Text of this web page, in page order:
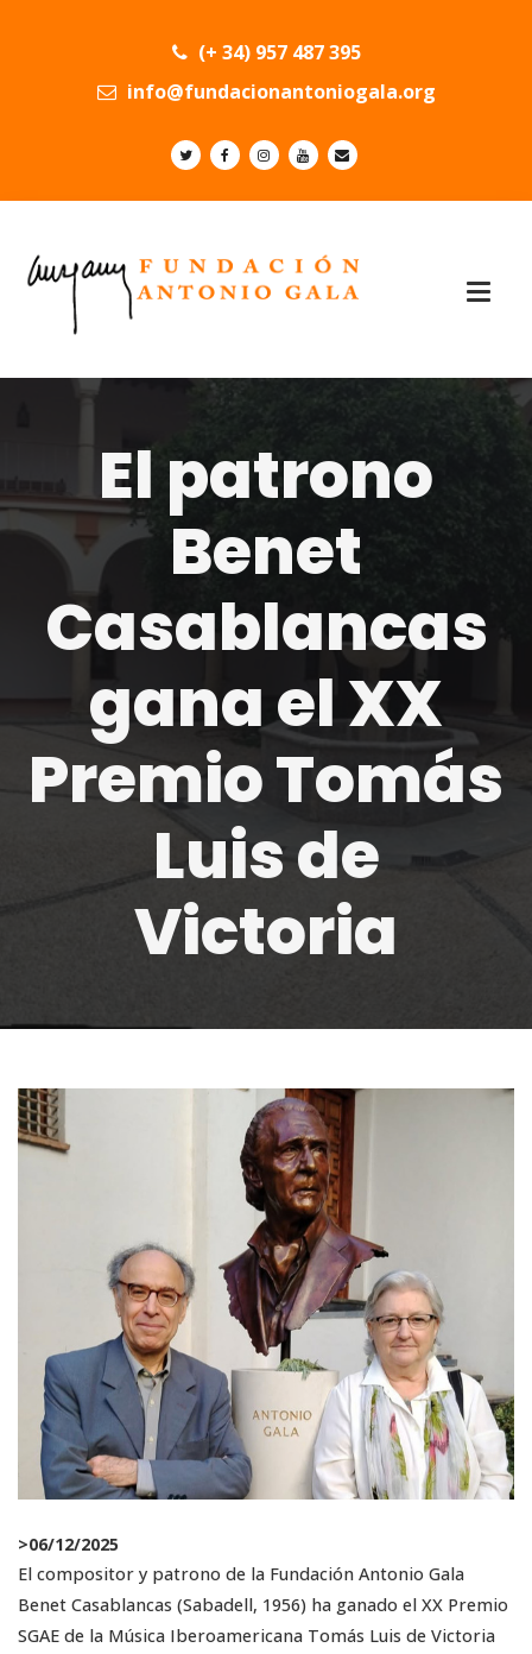
(+ 34) 957 487 395
info@fundacionantoniogala.org
El patrono
Benet
Casablancas
gana el XX
Premio Tomás
Luis de
Victoria
>06/12/2025
El compositor y patrono de la Fundación Antonio Gala
Benet Casablancas (Sabadell, 1956) ha ganado el XX Premio
SGAE de la Música Iberoamericana Tomás Luis de Victoria